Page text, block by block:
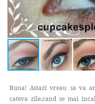
Buna! Astazi vreau sa va
cateva zile,cand se mai